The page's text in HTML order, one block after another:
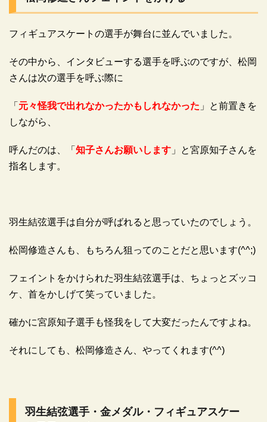
フィギュアスケートの選手が舞台に並んでいました。
その中から、インタビューする選手を呼ぶのですが、松岡
さんは次の選手を呼ぶ際に
「 元々怪我で出れなかったかもしれなかった 」と前置きを
しながら、
呼んだのは、「 知子さんお願いします 」と宮原知子さんを
指名します。
羽生結弦選手は自分が呼ばれると思っていたのでしょう。
松岡修造さんも、もちろん狙ってのことだと思います(^^;)
フェイントをかけられた羽生結弦選手は、ちょっとズッコ
ケ、首をかしげて笑っていました。
確かに宮原知子選手も怪我をして大変だったんですよね。
それにしても、松岡修造さん、やってくれます(^^)
羽生結弦選手・金メダル・フィギュアスケー